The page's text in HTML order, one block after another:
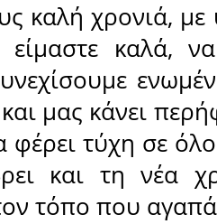
καλή χρονιά, με
είμαστε καλά,
μας κάνει
φέρει τύχη σε
και τη νέα
τόπο που